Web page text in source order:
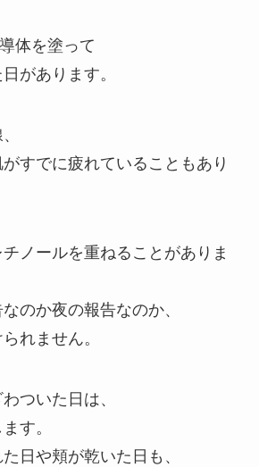
体を塗って
があります。
すでに疲れていることもあり
ノールを重ねることがありま
のか夜の報告なのか、
れません。
ついた日は、
す。
日や頬が乾いた日も、